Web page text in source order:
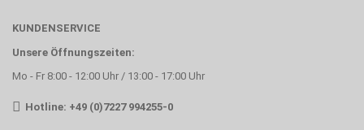
KUNDENSERVICE
Unsere Öffnungszeiten:
Mo - Fr 8:00 - 12:00 Uhr / 13:00 - 17:00 Uhr
Hotline: +49 (0)7227 994255-0